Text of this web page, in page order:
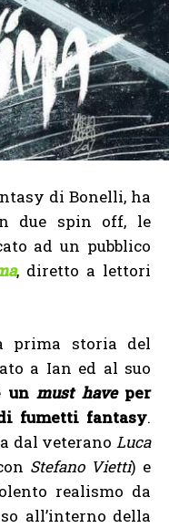
di Bonelli, ha
due spin off, le
ad un pubblico
, diretto a lettori
prima storia del
a Ian ed al suo
unmust haveper
fumetti fantasy.
dal veterano Luca
Stefano Vietti) e
realismo da
all’interno della